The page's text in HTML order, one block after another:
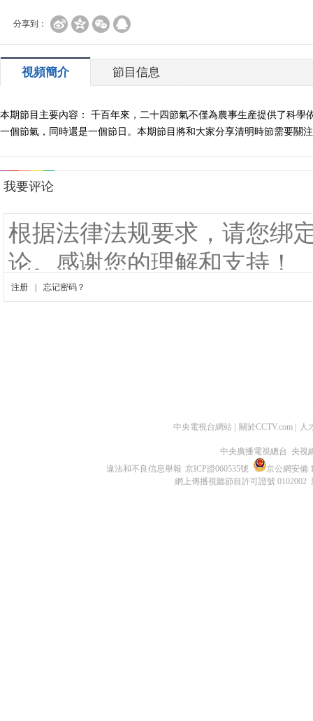
分享到：
視頻簡介 節目信息
本期節目主要內容： 千百年來，二十四節氣不僅為農事生産提供了科
一個節氣，同時還是一個節日。本期節目將和大家分享清明時節需要關
中央電視台網站 關於CCTV.com 人
中央廣播電視總台 央視
違法和不良信息舉報 京ICP證060535號
京公網安備
網上傳播視聽節目許可證號 0102002